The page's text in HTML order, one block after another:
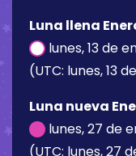
Luna llena
lunes, 13 de
(UTC: lunes, 13
Luna nueva
lunes, 27 de
(UTC: lunes, 27